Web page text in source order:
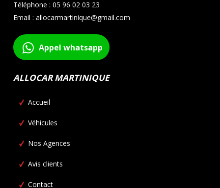
Téléphone : 05 96 02 03 23
Email : allocarmartinique@gmail.com
Appel whatsapp
ALLOCAR MARTINIQUE
Accueil
Véhicules
Nos Agences
Avis clients
Contact